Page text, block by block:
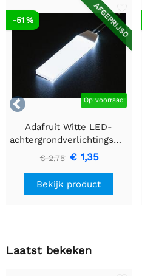

AFGEPRIJSD
Op voorraad
-51 %
Adafruit Witte LED-
achtergrondverlichtingsmodule
- Klein 12 mm x 40 mm
€ 2,75 € 1,35
Bekijk product
Laatst bekeken